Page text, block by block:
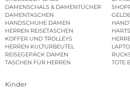
DAMENSCHALS & DAMENTÜCHER
DAMENTASCHEN
HANDSCHUHE DAMEN
HERREN REISETASCHEN
KOFFER UND TROLLEYS
HERREN KULTURBEUTEL
REISEGEPÄCK DAMEN
TASCHEN FÜR HERREN
TOTE
Kinder